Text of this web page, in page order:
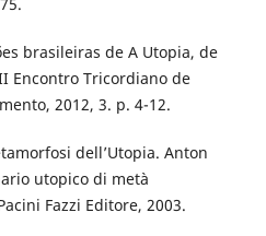
brasileiras de A Utopia, de
Encontro Tricordiano de
2012, 3. p. 4-12.
dell’Utopia. Anton
utopico di metà
Fazzi Editore, 2003.